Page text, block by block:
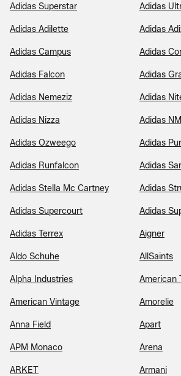
Adidas Superstar Adidas
Adidas Adilette Adidas
Adidas Campus Adidas
Adidas Falcon Adidas
Adidas Nemeziz Adidas
Adidas Nizza Adidas
Adidas Ozweego Adidas
Adidas Runfalcon Adidas
Adidas Stella Mc Cartney Adidas
Adidas Supercourt Adidas
Adidas Terrex Aigner
Aldo Schuhe AllSaints
Alpha Industries American
American Vintage Amorelie
Anna Field Apart
APM Monaco Arena
ARKET Armani